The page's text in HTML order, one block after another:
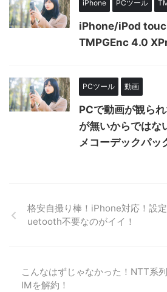
iPhone PCツール
iPhone/iPod
TMPGEnc 4.0
PCツール 動画
PCで動画が観ら
が無いからではな
メコーデックパッ
格安自撮り棒！iPhone対応！設
uetooth不要なのがイイ！
こんなはずじゃなかった！NTT系
IMを解約！